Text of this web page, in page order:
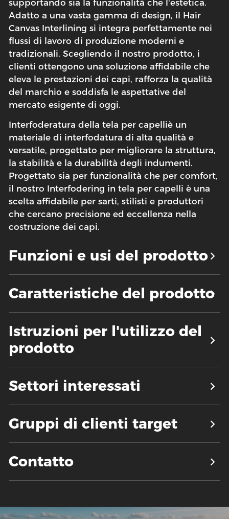
supportando sia la funzionalità che l'estetica.
Adatto a una vasta gamma di design, il Hair
Canvas Interlining si integra perfettamente nei
flussi di lavoro di produzione moderni e
tradizionali. Scegliendo il nostro prodotto, i
clienti ottengono una soluzione affidabile che
eleva le prestazioni dei capi, rafforza la qualità
del marchio e soddisfa le aspettative del
mercato esigente di oggi.
Interfoderatura della tela per capelliè un
materiale di interfodatura di alta qualità e
versatile, progettato per migliorare la struttura,
la stabilità e la durabilità degli indumenti.
Progettato sia per funzionalità che per comfort,
il nostro Interfodering in tela per capelli è una
scelta affidabile per sarti, stilisti e produttori
che cercano precisione ed eccellenza nella
costruzione dei capi.
Funzioni e usi del prodotto
Caratteristiche del prodotto
Istruzioni per l'utilizzo del
prodotto
Settori interessati
Gruppi di clienti target
Contatto